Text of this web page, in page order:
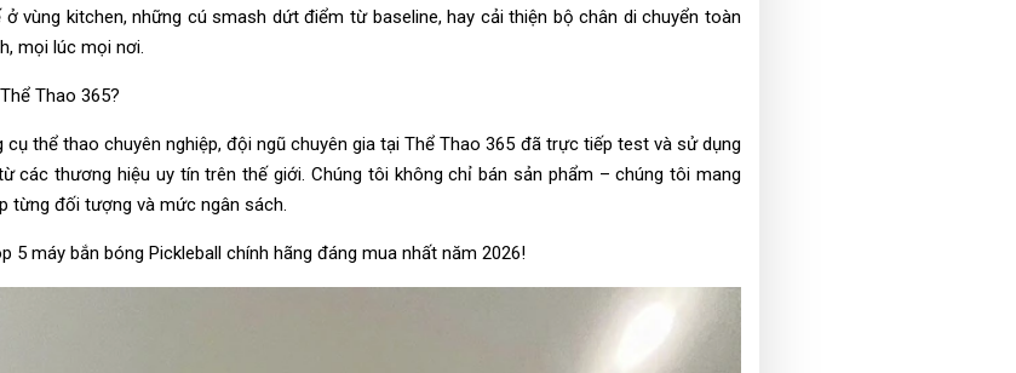
vùng kitchen, những cú smash dứt điểm từ baseline, hay cải thiện bộ chân di chuyển toàn
mọi lúc mọi nơi.
Thao 365?
thể thao chuyên nghiệp, đội ngũ chuyên gia tại Thể Thao 365 đã trực tiếp test và sử dụng
các thương hiệu uy tín trên thế giới. Chúng tôi không chỉ bán sản phẩm – chúng tôi mang
từng đối tượng và mức ngân sách.
5 máy bắn bóng Pickleball chính hãng đáng mua nhất năm 2026!